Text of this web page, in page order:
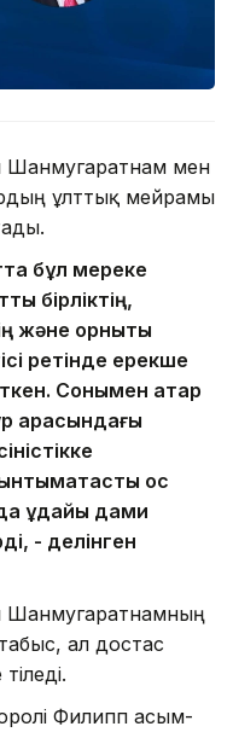
Шанмугаратнам мен
ұлттық мейрамы
бұл мереке
бірліктің,
және орнықты
ретінде ерекше
Сонымен қатар
арасындағы
қос
ұдайы дами
- делінген
Шанмугаратнамның
ал достас
Филипп Қасым-